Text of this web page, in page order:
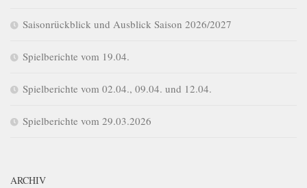
Saisonrückblick und Ausblick Saison 2026/2027
Spielberichte vom 19.04.
Spielberichte vom 02.04., 09.04. und 12.04.
Spielberichte vom 29.03.2026
ARCHIV